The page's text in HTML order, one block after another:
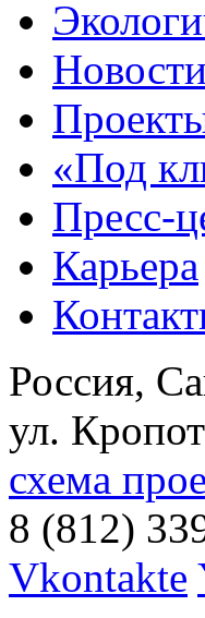
Новости
«Под
Пресс-
Карьера
Россия,
ул.
схема
8 (812)
Vkontakte